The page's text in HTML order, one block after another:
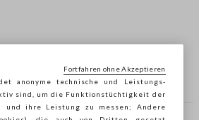
anonyme technische und Leistungs-
sind, um die Funktionstüchtigkeit der
und ihre Leistung zu messen; Andere
Fortfahren ohne Akzeptieren